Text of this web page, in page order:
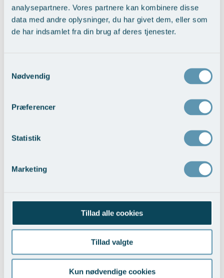
analysepartnere. Vores partnere kan kombinere disse
data med andre oplysninger, du har givet dem, eller som
de har indsamlet fra din brug af deres tjenester.
Nødvendig
Præferencer
Statistik
Marketing
Tillad alle cookies
Tillad valgte
Kun nødvendige cookies
Solveig foretog gennem samtaler samt et søvnskema, som jeg
skulle udfylde hver dag, en vurdering af mine problemer vedr.
min søvn samt indsovning.
så vanskeligt, især når positive resultater indløber ret tidligt i
behandlingsforløbet (for mit vedkommende allerede efter et par
indsovning og søvnen i det hele taget. En dejlig bivirkning er
den, at jeg blev 100% fri for sovemedicin, uden at jeg egentlig
Læs mere
Skriv hvis du har spørgsmål til os og vores behandlinger.
Navn